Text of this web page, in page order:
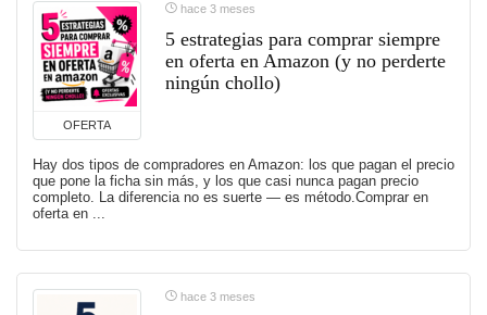
OFERTA
hace 3 meses
5 estrategias para comprar siempre
en oferta en Amazon (y no perderte
ningún chollo)
Hay dos tipos de compradores en Amazon: los que pagan el precio
que pone la ficha sin más, y los que casi nunca pagan precio
completo. La diferencia no es suerte — es método.Comprar en
oferta en ...
hace 3 meses